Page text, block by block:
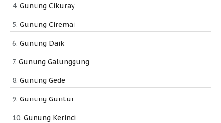
Gunung Cikuray
Gunung Ciremai
Gunung Daik
Gunung Galunggung
Gunung Gede
Gunung Guntur
Gunung Kerinci